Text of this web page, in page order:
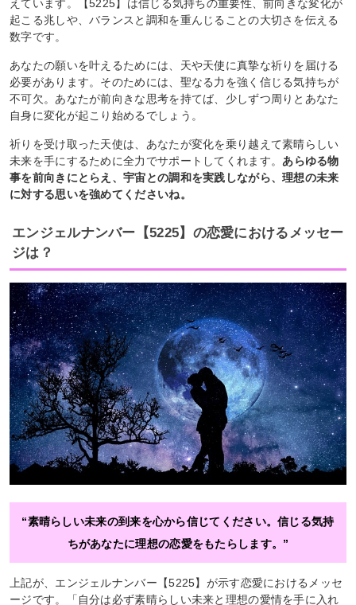
えています。【5225】は信じる気持ちの重要性、前向きな変化が
起こる兆しや、バランスと調和を重んじることの大切さを伝える
数字です。
あなたの願いを叶えるためには、天や天使に真摯な祈りを届ける
必要があります。そのためには、聖なる力を強く信じる気持ちが
不可欠。あなたが前向きな思考を持てば、少しずつ周りとあなた
自身に変化が起こり始めるでしょう。
祈りを受け取った天使は、あなたが変化を乗り越えて素晴らしい
未来を手にするために全力でサポートしてくれます。 あらゆる物
事を前向きにとらえ、宇宙との調和を実践しながら、理想の未来
に対する思いを強めてくださいね。
エンジェルナンバー【5225】の恋愛におけるメッセー
ジは？
“素晴らしい未来の到来を心から信じてください。信じる気持
ちがあなたに理想の恋愛をもたらします。”
上記が、エンジェルナンバー【5225】が示す恋愛におけるメッセ
ージです。「自分は必ず素晴らしい未来と理想の愛情を手に入れ